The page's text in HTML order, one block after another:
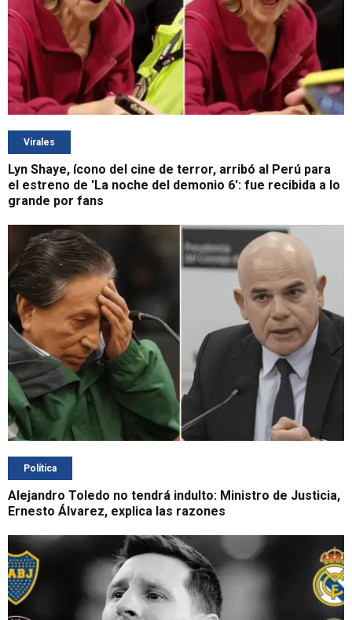
Virales
Lyn Shaye, ícono del cine de terror, arribó al Perú para
el estreno de 'La noche del demonio 6': fue recibida a lo
grande por fans
Política
Alejandro Toledo no tendrá indulto: Ministro de Justicia,
Ernesto Álvarez, explica las razones